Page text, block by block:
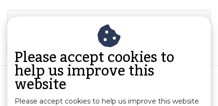
Please accept cookies to
help us improve this
website
Please accept cookies to help us improve this website